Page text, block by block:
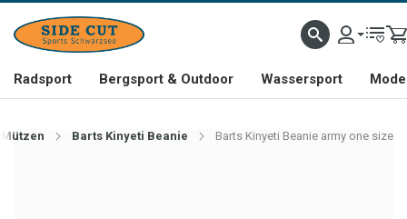
Radsport Bergsport & Outdoor Wassersport
Mützen Barts Kinyeti Beanie Barts Kinyeti Beanie army one size